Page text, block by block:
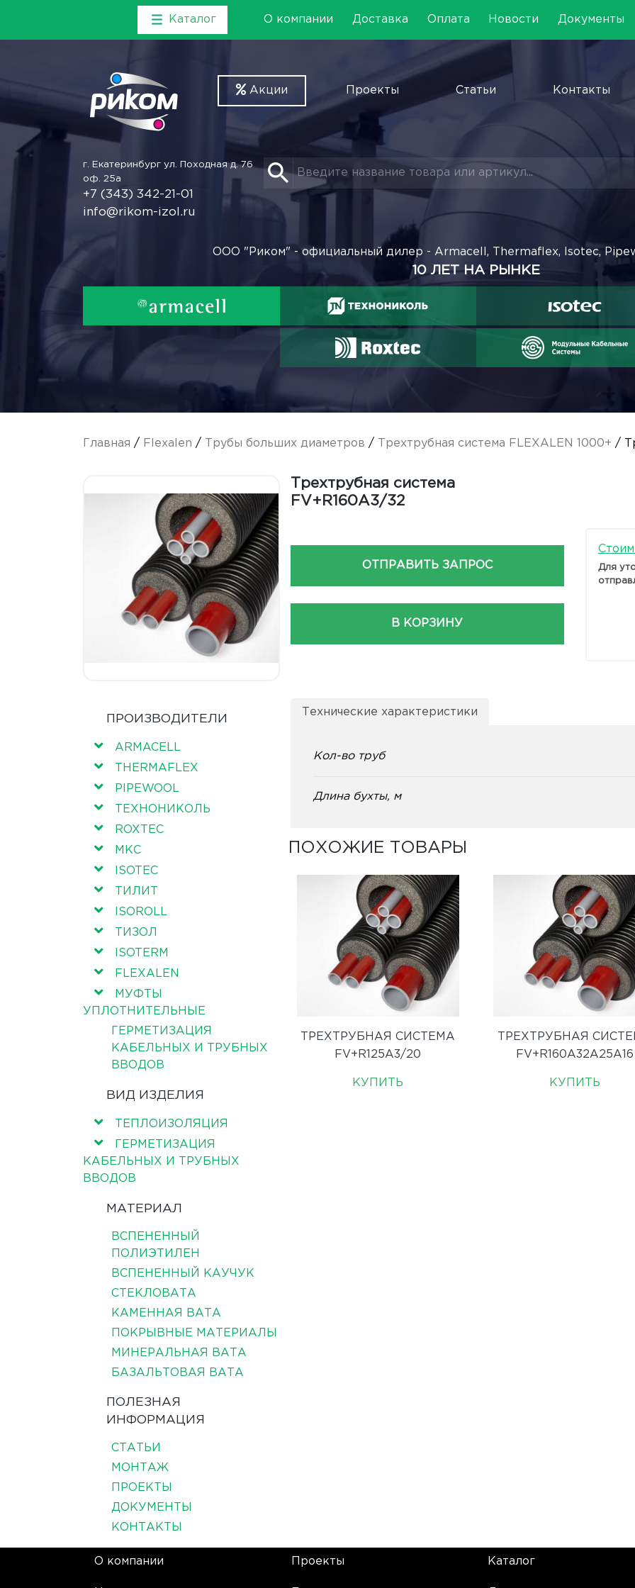
Каталог О компании Доставка Оплата Новости Документы
Акции Проекты Статьи Контакты
г. Екатеринбург ул. Походная д. 76
оф. 25а
+7 (343) 342-21-01
info@rikom-izol.ru
ООО "Риком" - официальный дилер - Armacell, Thermaflex, Isotec,
10 ЛЕТ НА РЫНКЕ
Главная / Flexalen / Трубы больших диаметров / Трехтрубная система FLEXALEN 1000+ /
Трехтрубная система
FV+R160A3/32
ОТПРАВИТЬ ЗАПРОС
В КОРЗИНУ
Для
ПРОИЗВОДИТЕЛИ
ARMACELL
THERMAFLEX
PIPEWOOL
ТЕХНОНИКОЛЬ
ROXTEC
МКС
ISOTEC
ТИЛИТ
ISOROLL
ТИЗОЛ
ISOTERM
FLEXALEN
МУФТЫ
УПЛОТНИТЕЛЬНЫЕ
ГЕРМЕТИЗАЦИЯ
КАБЕЛЬНЫХ И ТРУБНЫХ
ВВОДОВ
ВИД ИЗДЕЛИЯ
ТЕПЛОИЗОЛЯЦИЯ
ГЕРМЕТИЗАЦИЯ
КАБЕЛЬНЫХ И ТРУБНЫХ
ВВОДОВ
МАТЕРИАЛ
ВСПЕНЕННЫЙ
ПОЛИЭТИЛЕН
ВСПЕНЕННЫЙ КАУЧУК
СТЕКЛОВАТА
КАМЕННАЯ ВАТА
ПОКРЫВНЫЕ МАТЕРИАЛЫ
МИНЕРАЛЬНАЯ ВАТА
БАЗАЛЬТОВАЯ ВАТА
ПОЛЕЗНАЯ
ИНФОРМАЦИЯ
СТАТЬИ
МОНТАЖ
ПРОЕКТЫ
ДОКУМЕНТЫ
КОНТАКТЫ
Технические характеристики
Кол-во труб
Длина бухты, м
ПОХОЖИЕ ТОВАРЫ
ТРЕХТРУБНАЯ СИСТЕМА
FV+R125A3/20
КУПИТЬ
ТРЕХТРУБНАЯ
FV+R160A32A25A16
КУПИТЬ
О компании Проекты Каталог